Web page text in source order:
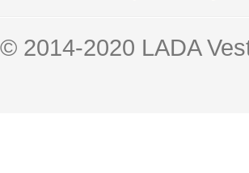
© 2014-2020 LADA